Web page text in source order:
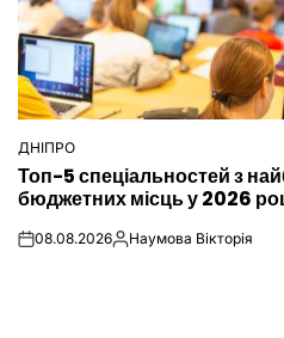
ОПУБЛІКУВАТИ
ДНІПРО
Топ-5 спеціальностей з
бюджетних місць у 2026
on08.08.2026Опубліковано
Наумова Вікторія